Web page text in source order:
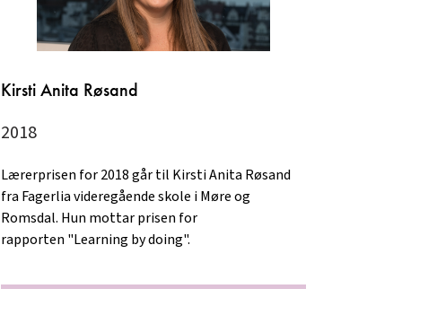
Kirsti Anita Røsand
2018
Lærerprisen for 2018 går til Kirsti Anita Røsand
fra Fagerlia videregående skole i Møre og
Romsdal. Hun mottar prisen for
rapporten "Learning by doing".